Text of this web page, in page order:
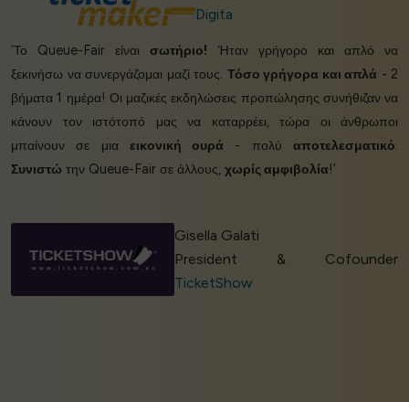
Digita
‘Το Queue-Fair είναισωτήριο! Ήταν γρήγορο και απλό να
ξεκινήσω να συνεργάζομαι μαζί τους. Τόσο γρήγορα και απλά - 2
βήματα 1 ημέρα! Οι μαζικές εκδηλώσεις προπώλησης συνήθιζαν να
κάνουν τον ιστότοπό μας να καταρρέει, τώρα οι άνθρωποι
μπαίνουν σε μια εικονική ουρά - πολύαποτελεσματικό.
Συνιστώ την Queue-Fair σε άλλους, χωρίς αμφιβολία!’
Gisella Galati
President & Cofounder
TicketShow